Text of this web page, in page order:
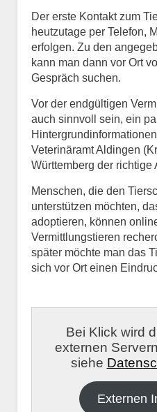
Der erste Kontakt zum
heutzutage per Telefon,
erfolgen. Zu den
kann man dann vor Ort
Gespräch suchen.
Vor der endgültigen
auch sinnvoll sein, ein
Veterinäramt Aldingen
Württemberg der richtige
Menschen, die den
unterstützen möchten,
adoptieren, können
Vermittlungstieren
später möchte man das
sich vor Ort einen
Bei Klick wird
externen
siehe
Externen